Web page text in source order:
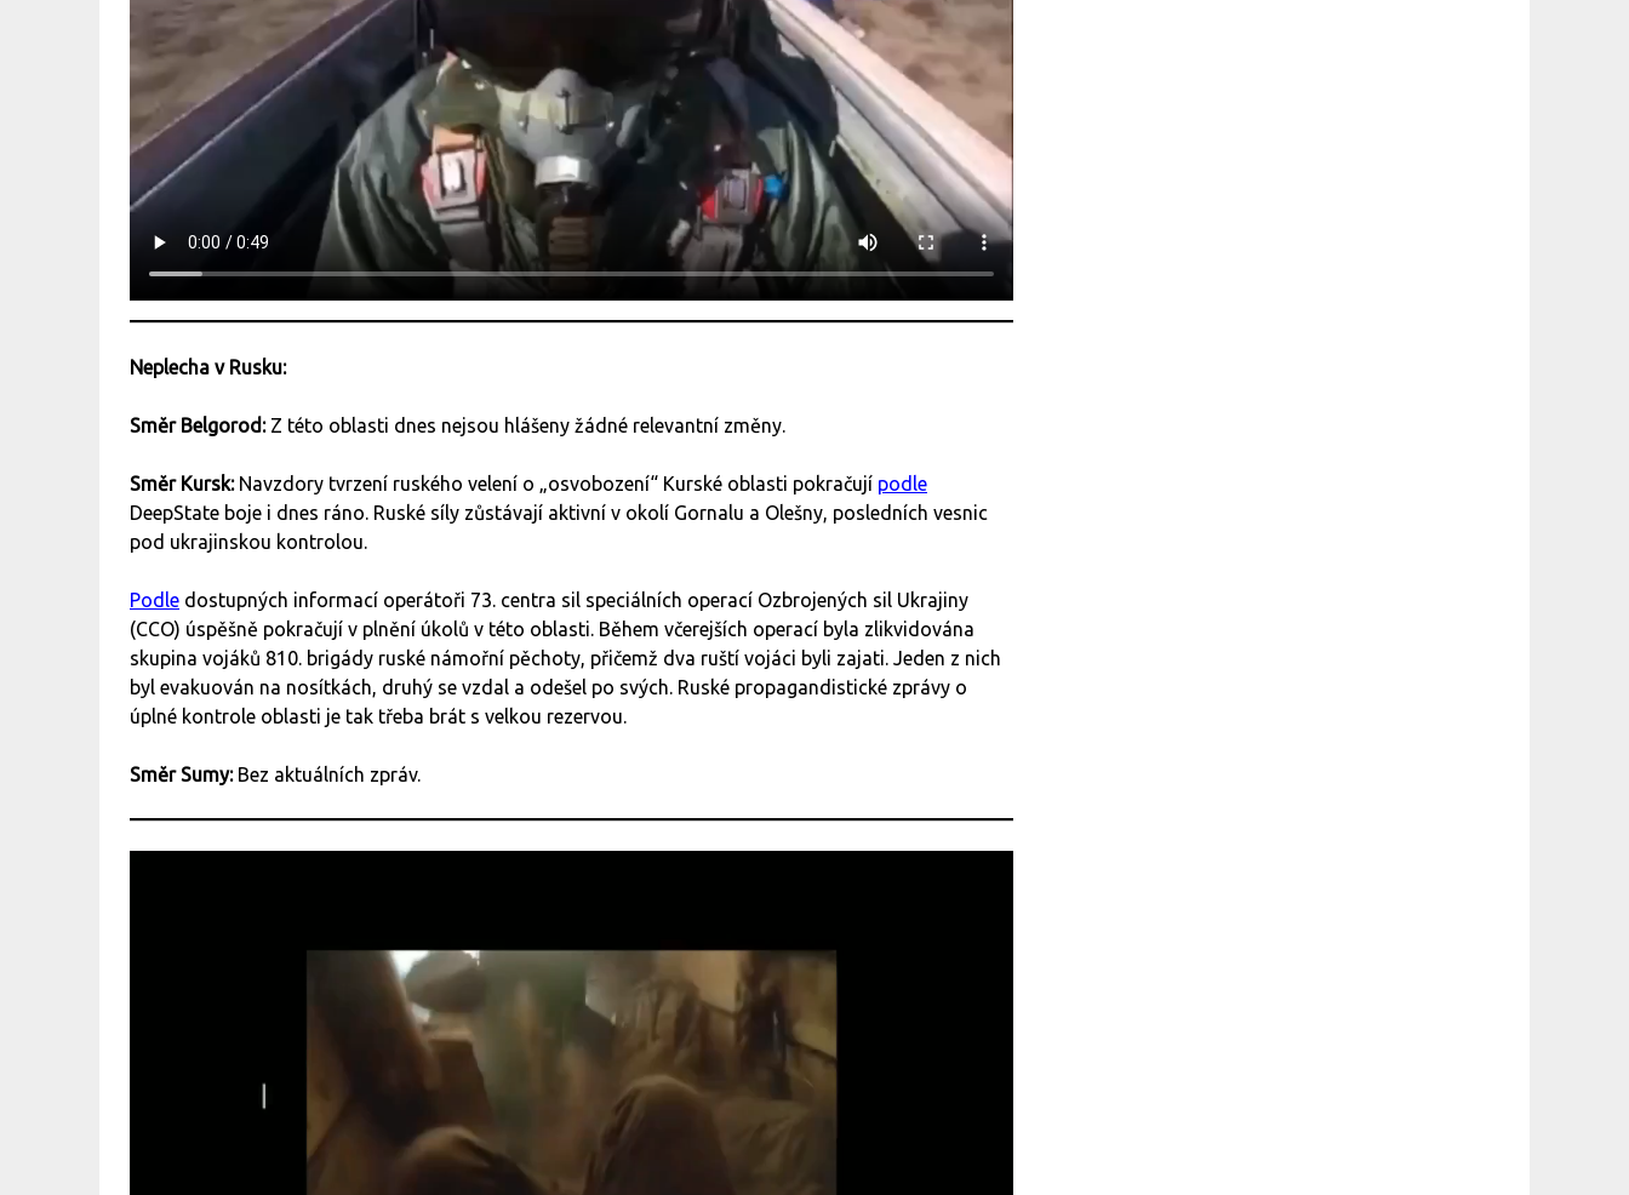
Neplecha v Rusku:
Směr Belgorod:Z této oblasti dnes nejsou hlášeny žádné relevantní změny.
Směr Kursk: Navzdory tvrzení ruského velení o „osvobození“ Kurské oblasti pokračují podle
DeepState boje i dnes ráno. Ruské síly zůstávají aktivní v okolí Gornalu a Olešny, posledních vesnic
pod ukrajinskou kontrolou.
Podle dostupných informací operátoři 73. centra sil speciálních operací Ozbrojených sil Ukrajiny
(ССО) úspěšně pokračují v plnění úkolů v této oblasti. Během včerejších operací byla zlikvidována
skupina vojáků 810. brigády ruské námořní pěchoty, přičemž dva ruští vojáci byli zajati. Jeden z nich
byl evakuován na nosítkách, druhý se vzdal a odešel po svých. Ruské propagandistické zprávy o
úplné kontrole oblasti je tak třeba brát s velkou rezervou.
Směr Sumy: Bez aktuálních zpráv.